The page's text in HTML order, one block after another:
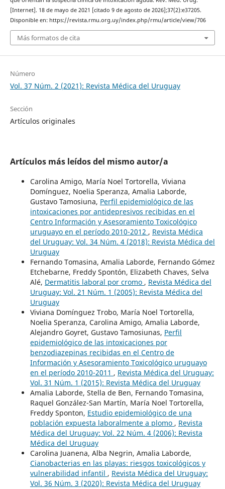
[Internet]. 18 de mayo de 2021 [citado 9 de agosto de 2026];37(2):e37205.
Disponible en: https://revista.rmu.org.uy/index.php/rmu/article/view/706
Más formatos de cita
Número
Vol. 37 Núm. 2 (2021): Revista Médica del Uruguay
Sección
Artículos originales
Artículos más leídos del mismo autor/a
Carolina Amigo, María Noel Tortorella, Viviana
Domínguez, Noelia Speranza, Amalia Laborde,
Gustavo Tamosiuna, Perfil epidemiológico de las
intoxicaciones por antidepresivos recibidas en el
Centro Información y Asesoramiento Toxicológico
uruguayo en el período 2010-2012 , Revista Médica
del Uruguay: Vol. 34 Núm. 4 (2018): Revista Médica del
Uruguay
Fernando Tomasina, Amalia Laborde, Fernando Gómez
Etchebarne, Freddy Spontón, Elizabeth Chaves, Selva
Alé, Dermatitis laboral por cromo , Revista Médica del
Uruguay: Vol. 21 Núm. 1 (2005): Revista Médica del
Uruguay
Viviana Domínguez Trobo, María Noel Tortorella,
Noelia Speranza, Carolina Amigo, Amalia Laborde,
Alejandro Goyret, Gustavo Tamosiunas, Perfil
epidemiológico de las intoxicaciones por
benzodiazepinas recibidas en el Centro de
Información y Asesoramiento Toxicológico uruguayo
en el período 2010-2011 , Revista Médica del Uruguay:
Vol. 31 Núm. 1 (2015): Revista Médica del Uruguay
Amalia Laborde, Stella de Ben, Fernando Tomasina,
Raquel González-San Martín, María Noel Tortorella,
Freddy Sponton, Estudio epidemiológico de una
población expuesta laboralmente a plomo , Revista
Médica del Uruguay: Vol. 22 Núm. 4 (2006): Revista
Médica del Uruguay
Carolina Juanena, Alba Negrin, Amalia Laborde,
Cianobacterias en las playas: riesgos toxicológicos y
vulnerabilidad infantil , Revista Médica del Uruguay:
Vol. 36 Núm. 3 (2020): Revista Médica del Uruguay